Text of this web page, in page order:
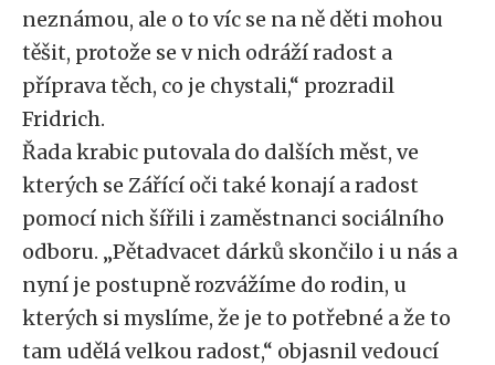
neznámou, ale o to víc se na ně děti mohou
těšit, protože se v nich odráží radost a
příprava těch, co je chystali,“ prozradil
Fridrich.
Řada krabic putovala do dalších měst, ve
kterých se Zářící oči také konají a radost
pomocí nich šířili i zaměstnanci sociálního
odboru. „Pětadvacet dárků skončilo i u nás a
nyní je postupně rozvážíme do rodin, u
kterých si myslíme, že je to potřebné a že to
tam udělá velkou radost,“ objasnil vedoucí